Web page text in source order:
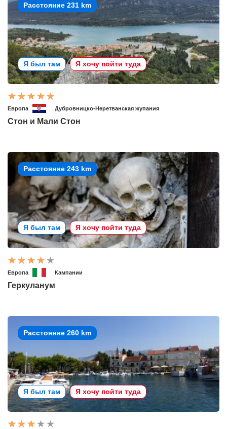
Расстояние 231 km
Я был там Я хочу пойти туда
Европа Дубровницко-Неретванская жупания
Стон и Мали Стон
Расстояние 243 km
Я был там Я хочу пойти туда
Европа Кампании
Геркуланум
Расстояние 260 km
Я был там Я хочу пойти туда